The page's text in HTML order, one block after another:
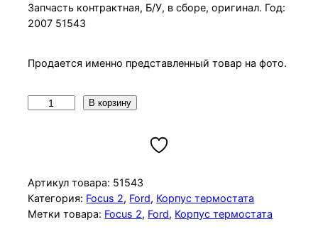
Запчасть контрактная, Б/У, в сборе, оригинал. Год:
2007 51543
Продается именно представленный товар на фото.
ч
е
с
В корзину
Артикул товара: 51543
Категория: Focus 2, Ford, Корпус термостата
Метки товара: Focus 2, Ford, Корпус термостата